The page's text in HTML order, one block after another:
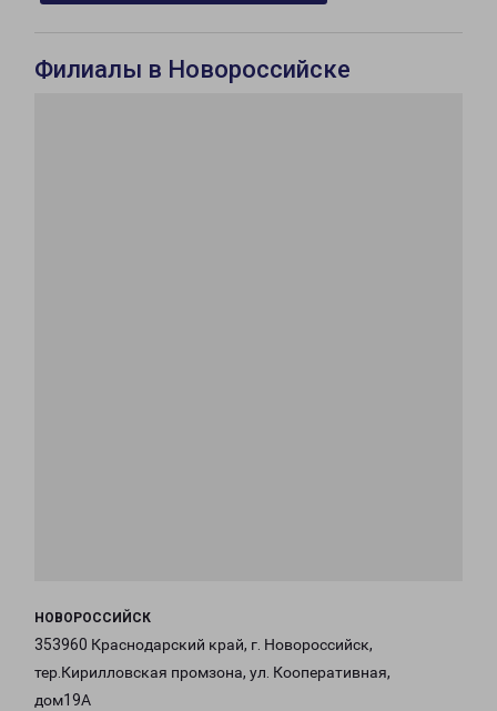
Филиалы в Новороссийске
НОВОРОССИЙСК
353960 Краснодарский край, г. Новороссийск,
тер.Кирилловская промзона, ул. Кооперативная,
дом19А